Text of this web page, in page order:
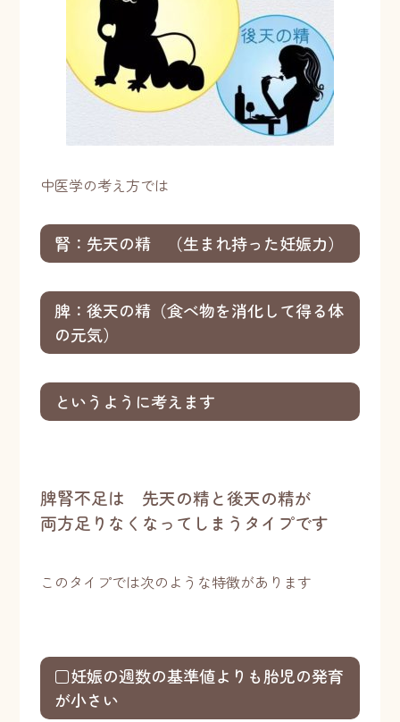
中医学の考え方では
腎：先天の精 （生まれ持った妊娠力）
脾：後天の精（食べ物を消化して得る体
の元気）
というように考えます
脾腎不足は 先天の精と後天の精が
両方足りなくなってしまうタイプです
このタイプでは次のような特徴があります
□妊娠の週数の基準値よりも胎児の発育
が小さい